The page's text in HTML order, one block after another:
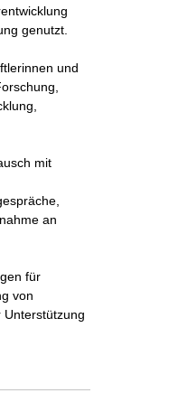
genutzt.
und
mit
an
für
von